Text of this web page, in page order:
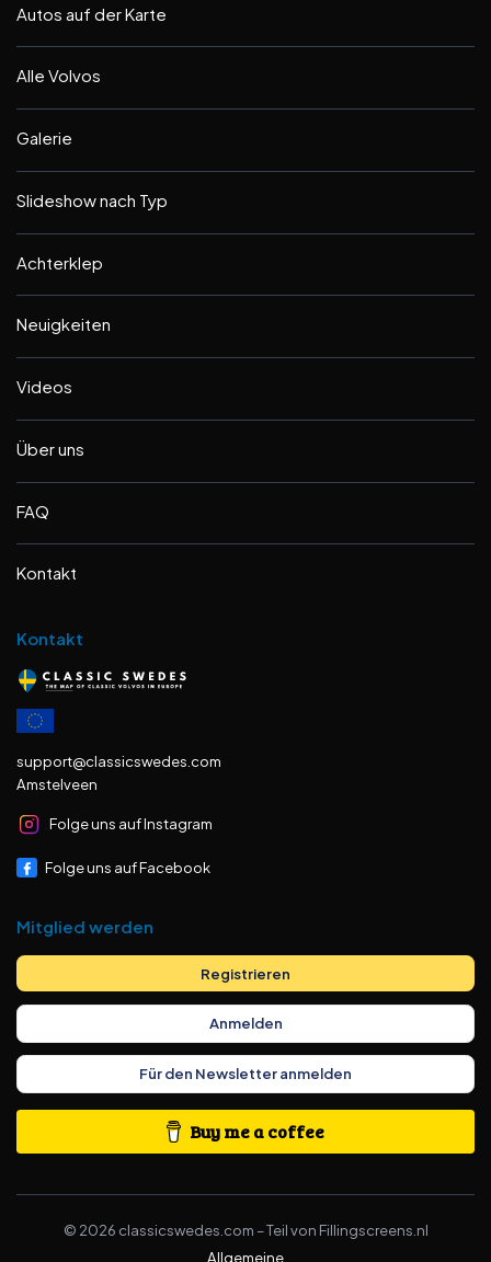
Autos auf der Karte
Alle Volvos
Galerie
Slideshow nach Typ
Achterklep
Neuigkeiten
Videos
Über uns
FAQ
Kontakt
Kontakt
support@classicswedes.com
Amstelveen
Folge uns auf Instagram
Folge uns auf Facebook
Mitglied werden
Registrieren
Anmelden
Für den Newsletter anmelden
Buy me a coffee
© 2026 classicswedes.com –Teil von Fillingscreens.nl
Allgemeine